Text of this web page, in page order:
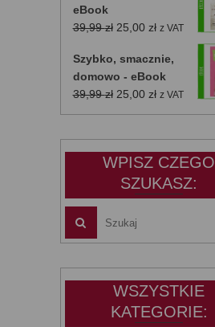
eBook
39,99zł Pierwotna
wynosiła:
39,99 zł.
25,00 złAktualna
wynosi:
25,00 zł.
z VAT
Szybko, smacznie,
domowo - eBook
39,99zł Pierwotna
cena
25,00 złAktualna
cena
z VAT
WPISZ CZEGO
SZUKASZ:
WSZYSTKIE
KATEGORIE: